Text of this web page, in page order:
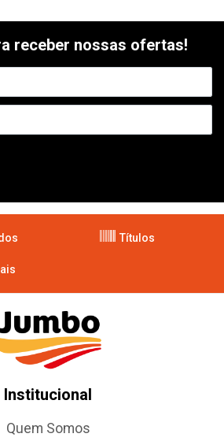
receber nossas ofertas!
Títulos
Institucional
Quem Somos